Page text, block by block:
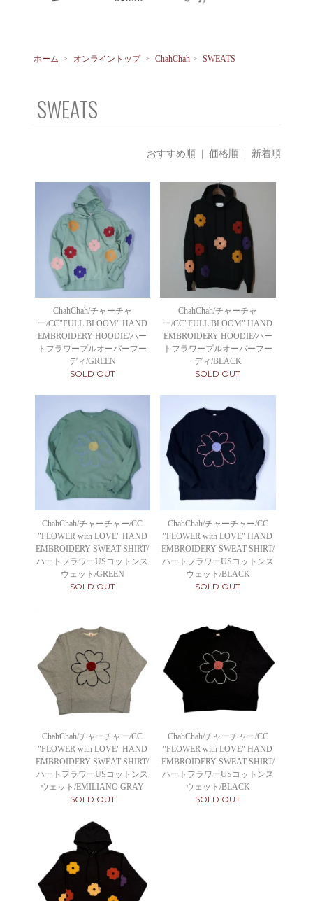
ホーム > オンライントップ > ChahChah> SWEATS
SWEATS
おすすめ順 価格順 | 新着順
ChahChah/チャーチャ
ー/CC"FULL BLOOM" HAND
EMBROIDERY HOODIE/ハー
トフラワープルオーバーフー
ディ/GREEN
SOLD OUT
ChahChah/チャーチャ
ー/CC"FULL BLOOM" HAND
EMBROIDERY HOODIE/ハー
トフラワープルオーバーフー
ディ/BLACK
SOLD OUT
ChahChah/チャーチャー/CC
"FLOWER with LOVE" HAND
EMBROIDERY SWEAT SHIRT/
ハートフラワーUSコットンス
ウェット/GREEN
SOLD OUT
ChahChah/チャーチャー/CC
"FLOWER with LOVE" HAND
EMBROIDERY SWEAT SHIRT/
ハートフラワーUSコットンス
ウェット/BLACK
SOLD OUT
ChahChah/チャーチャー/CC
"FLOWER with LOVE" HAND
EMBROIDERY SWEAT SHIRT/
ハートフラワーUSコットンス
ウェット/EMILIANO GRAY
SOLD OUT
ChahChah/チャーチャー/CC
"FLOWER with LOVE" HAND
EMBROIDERY SWEAT SHIRT/
ハートフラワーUSコットンス
ウェット/BLACK
SOLD OUT